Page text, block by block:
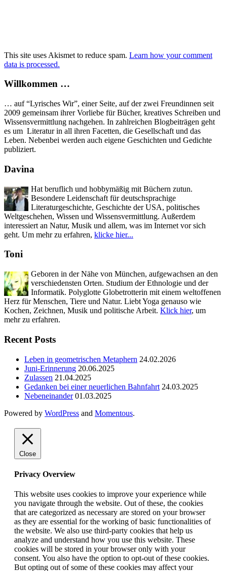
This site uses Akismet to reduce spam. Learn how your comment
data is processed.
Willkommen …
… auf “Lyrisches Wir”, einer Seite, auf der zwei Freundinnen seit
2009 gemeinsam ihrer Vorliebe für Bücher, kreatives Schreiben und
Wissensvermittlung nachgehen. In zahlreichen Blogbeiträgen geht
es um Literatur in all ihren Facetten, die Gesellschaft und das
Leben. Nebenbei werden auch eigene Geschichten und Gedichte
publiziert.
Davina
Hat beruflich und hobbymäßig mit Büchern zutun.
Besondere Leidenschaft für deutschsprachige
Literaturgeschichte, Geschichte der USA, politisches
Weltgeschehen, Wissen und Wissensvermittlung. Außerdem
interessiert an Natur, Musik und allem, was im Internet vor sich
geht. Um mehr zu erfahren, klicke hier...
Toni
Geboren in der Nähe von München, aufgewachsen an den
verschiedensten Orten. Studium der Ethnologie und der
Informatik. Polyglotte Globetrotterin mit einem weltoffenen
Herz für Menschen, Tiere und Natur. Liebt Yoga genauso wie
Kochen, Zeichnen, Musik und politische Arbeit. Klick hier, um
mehr zu erfahren.
Recent Posts
Leben in geometrischen Metaphern 24.02.2026
Juni-Erinnerung 20.06.2025
Zulassen 21.04.2025
Gedanken bei einer neuerlichen Bahnfahrt 24.03.2025
Nebeneinander 01.03.2025
Powered by WordPress and Momentous.
Close
Privacy Overview
This website uses cookies to improve your experience while
you navigate through the website. Out of these, the cookies
that are categorized as necessary are stored on your browser
as they are essential for the working of basic functionalities of
the website. We also use third-party cookies that help us
analyze and understand how you use this website. These
cookies will be stored in your browser only with your
consent. You also have the option to opt-out of these cookies.
But opting out of some of these cookies may affect your